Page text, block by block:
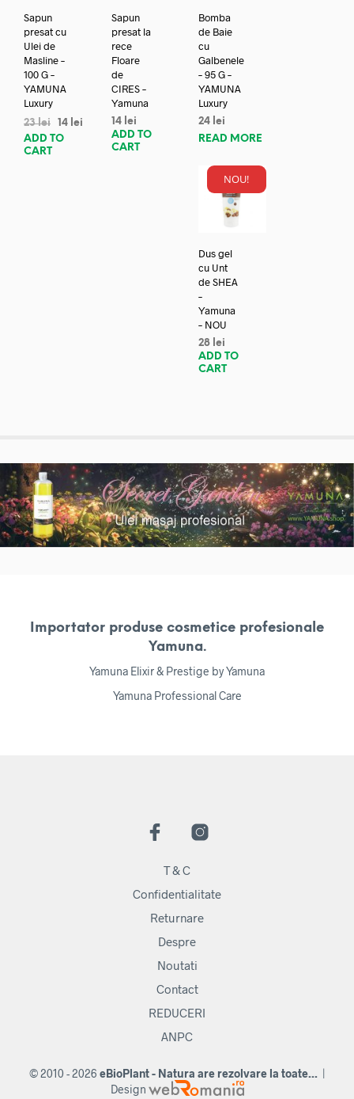
Sapun
presat cu
Ulei de
Masline –
100 G –
YAMUNA
Luxury
23lei 14 lei
ADD TO
CART
Sapun
presat la
rece
Floare
de
CIRES –
Yamuna
14 lei
ADD TO
CART
Bomba
de Baie
cu
Galbenele
– 95 G –
YAMUNA
Luxury
24 lei
READ MORE
NOU!
Dus gel
cu Unt
de SHEA
–
Yamuna
– NOU
28 lei
ADD TO
CART
Importator produse cosmetice profesionale
Yamuna.
Yamuna Elixir & Prestige by Yamuna
Yamuna Professional Care
T & C
Confidentialitate
Returnare
Despre
Noutati
Contact
REDUCERI
ANPC
© 2010 - 2026 eBioPlant - Natura are rezolvare la toate... |
Design